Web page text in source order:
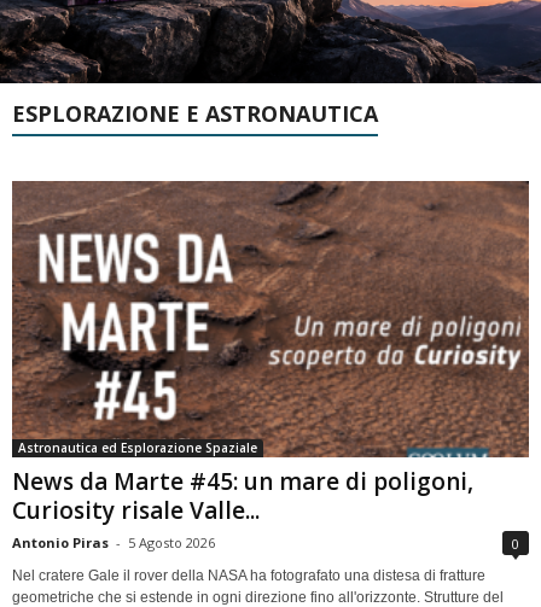
ESPLORAZIONE E ASTRONAUTICA
Astronautica ed Esplorazione Spaziale
News da Marte #45: un mare di poligoni,
Curiosity risale Valle...
Antonio Piras - 5 Agosto 2026 0
Nel cratere Gale il rover della NASA ha fotografato una distesa di fratture
geometriche che si estende in ogni direzione fino all'orizzonte. Strutture del